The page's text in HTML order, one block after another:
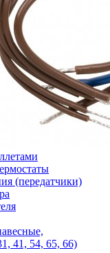
(передатчики)
41, 54, 65, 66)